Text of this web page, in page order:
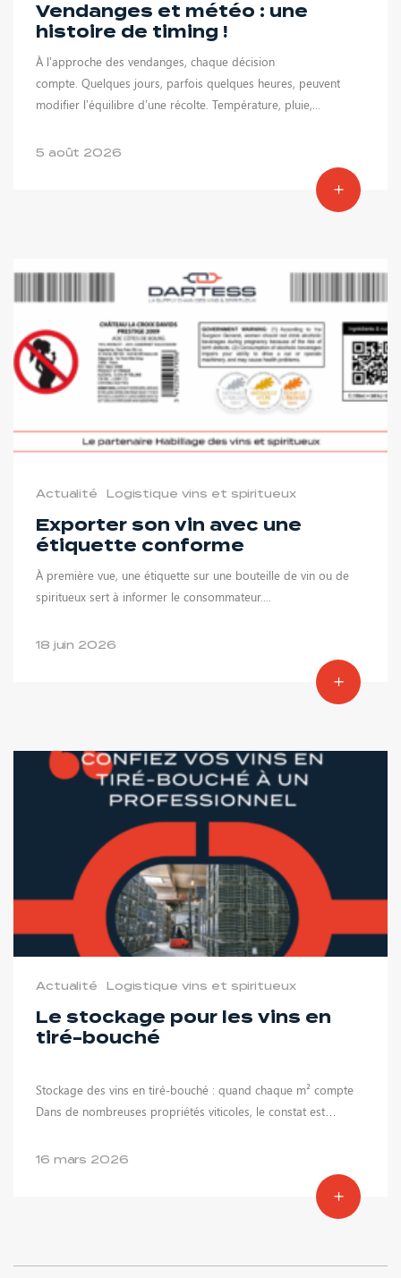
Vendanges et météo : une
histoire de timing !
À l’approche des vendanges, chaque décision
compte. Quelques jours, parfois quelques heures, peuvent
modifier l’équilibre d’une récolte. Température, pluie,...
5 août 2026
Actualité Logistique vins et spiritueux
Exporter son vin avec une
étiquette conforme
À première vue, une étiquette sur une bouteille de vin ou de
spiritueux sert à informer le consommateur....
18 juin 2026
Actualité Logistique vins et spiritueux
Le stockage pour les vins en
tiré-bouché
Stockage des vins en tiré-bouché : quand chaque m² compte
Dans de nombreuses propriétés viticoles, le constat est…
16 mars 2026